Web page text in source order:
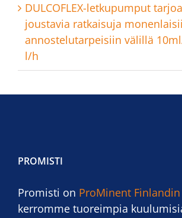
DULCOFLEX-letkupumput
joustavia ratkaisuja
annostelutarpeisiin välillä
l/h
PROMISTI
Promisti on ProMinent Finlandin
kerromme tuoreimpia